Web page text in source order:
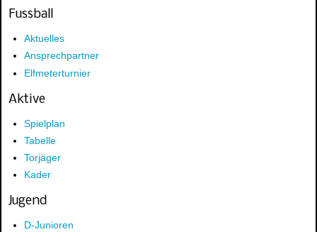
Fussball
Aktuelles
Ansprechpartner
Elfmeterturnier
Aktive
Spielplan
Tabelle
Torjäger
Kader
Jugend
D-Junioren